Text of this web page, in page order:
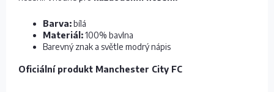
Barva:bílá
Materiál:100% bavlna
Barevný znak a světle modrý nápis
Oficiální produkt Manchester City FC